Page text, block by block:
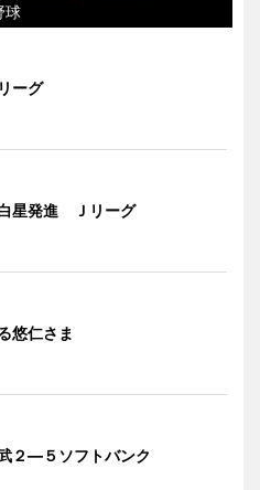
球
ーグ
星発進 Ｊリーグ
悠仁さま
２―５ソフトバンク